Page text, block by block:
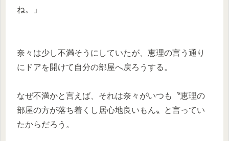
ね。」
奈々は少し不満そうにしていたが、恵理の言う通り
にドアを開けて自分の部屋へ戻ろうする。
なぜ不満かと言えば、それは奈々がいつも〝恵理の
部屋の方が落ち着くし居心地良いもん〟と言ってい
たからだろう。